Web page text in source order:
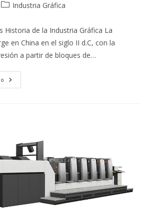
Categoría
la
entrada:
Industria Gráfica
Historia de la Industria Gráfica La
en China en el siglo II d.C, con la
a partir de bloques de…
Industria
Gráfica